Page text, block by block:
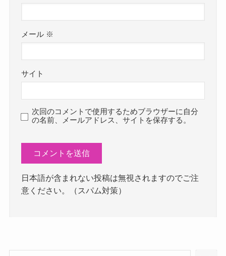
メール ※
サイト
次回のコメントで使用するためブラウザーに自分
の名前、メールアドレス、サイトを保存する。
日本語が含まれない投稿は無視されますのでご注
意ください。（スパム対策）